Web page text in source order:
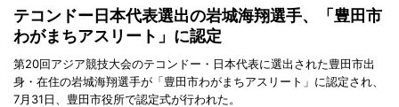
テコンドー日本代表選出の岩城海翔選手、「豊田市
わがまちアスリート」に認定
第20回アジア競技大会のテコンドー・日本代表に選出された豊田市出
身・在住の岩城海翔選手が「豊田市わがまちアスリート」に認定され、
7月31日、豊田市役所で認定式が行われた。